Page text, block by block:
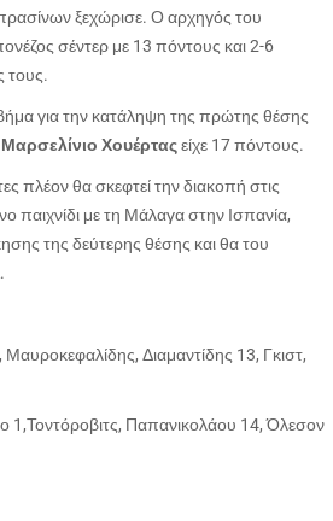
ξεχώρισε. Ο αρχηγός του
σέντερ με 13 πόντους και 2-6
τους.
για την κατάληψη της πρώτης θέσης
Μαρσελίνιο Χουέρταςείχε 17 πόντους.
πλέον θα σκεφτεί την διακοπή στις
παιχνίδι με τη Μάλαγα στην Ισπανία,
της δεύτερης θέσης και θα του
Διαμαντίδης 13, Γκιστ,
1,Τοντόροβιτς, Παπανικολάου 14, Όλεσον